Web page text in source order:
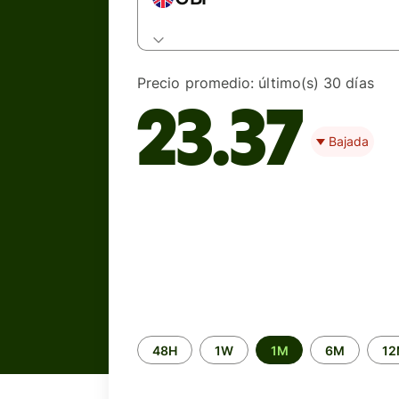
Precio promedio: último(s) 30 días
23.37 Bajada
Time
period
48H 1W 1M 6M